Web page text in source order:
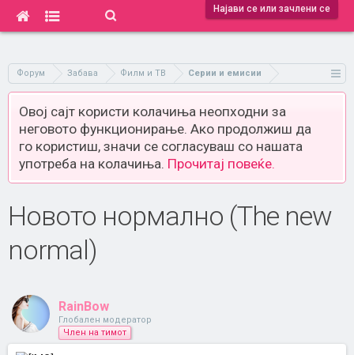
Најави се или зачлени се
Форум Забава Филм и ТВ Серии и емисии
Овој сајт користи колачиња неопходни за
неговото функционирање. Ако продолжиш да
го користиш, значи се согласуваш со нашата
употреба на колачиња. Прочитај повеќе.
Новото нормално (The new
normal)
RainBow
Глобален модератор
Член на тимот